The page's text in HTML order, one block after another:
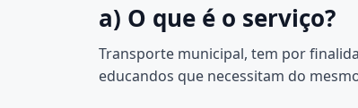
a) O que é o serviço?
Transporte municipal, tem por
educandos que necessitam do